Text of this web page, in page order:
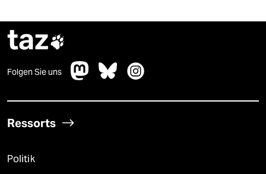
taz
Folgen Sie uns
Ressorts
Politik